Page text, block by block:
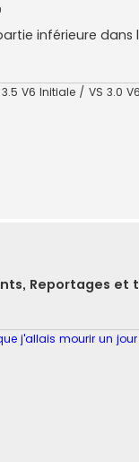
inférieure
V6 Initiale / VS 3.0
Reportages et
j'allais mourir un jour